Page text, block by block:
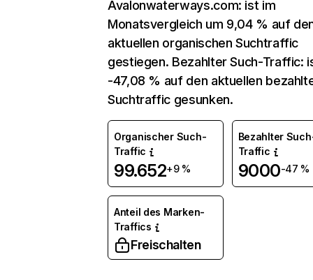
Avalonwaterways.com: ist im
Monatsvergleich um 9,04 % auf
aktuellen organischen Suchtraffic
gestiegen. Bezahlter Such-Traffic:
-47,08 % auf den aktuellen
Suchtraffic gesunken.
Organischer Such-
Traffic
99.652+9 %
Bezahlter
Traffic
9000-47 %
Anteil des Marken-
Traffics
Freischalten